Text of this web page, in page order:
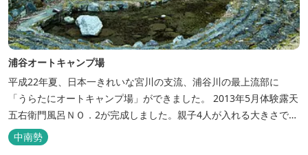
浦谷オートキャンプ場
平成22年夏、日本一きれいな宮川の支流、浦谷川の最上流部に
「うらたにオートキャンプ場」ができました。 2013年5月体験露天
五右衛門風呂ＮＯ．2が完成しました。親子4人が入れる大きさで
す。中には腰掛けもあり、ゆっくり、星やホタルを見る事ができま
す。ひのきの香り漂う特製五右衛門風呂を自分で沸かし、入浴しま
中南勢